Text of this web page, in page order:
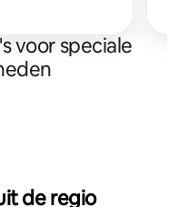
voor speciale
de regio